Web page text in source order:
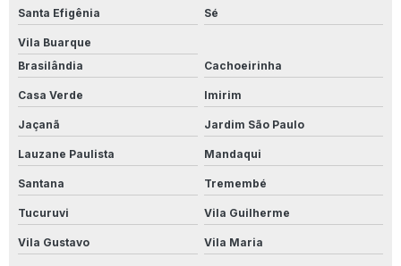
Estação de tratamento de efluentes
Estação de tratamento de efluentes industriais
Filtro cartucho
Sistema de ultrafiltração
Vaso de osmose reversa de inox
Nanofiltração
Crepina k1
Santa Efigênia Sé
Vila Buarque
Brasilândia
Cachoeirinha
Casa Verde Imirim
Jaçanã Jardim São Paulo
Lauzane Paulista Mandaqui
Santana Tremembé
Tucuruvi Vila Guilherme
Vila Gustavo Vila Maria